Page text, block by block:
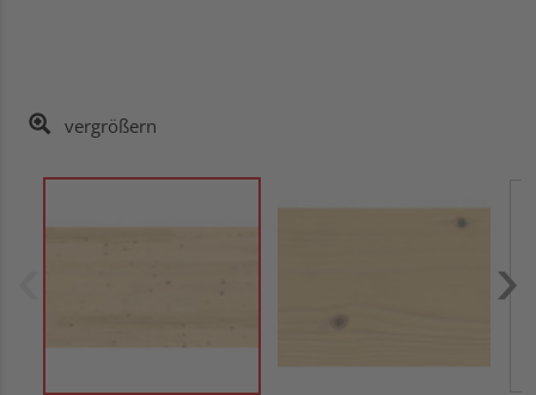
vergrößern